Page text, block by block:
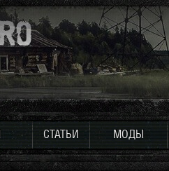
СТАТЬИ МОДЫ